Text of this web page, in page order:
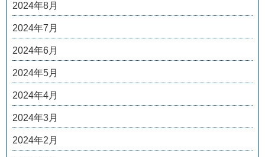
2024年8月
2024年7月
2024年6月
2024年5月
2024年4月
2024年3月
2024年2月